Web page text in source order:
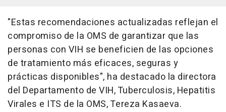
"Estas recomendaciones actualizadas reflejan el
compromiso de la OMS de garantizar que las
personas con VIH se beneficien de las opciones
de tratamiento más eficaces, seguras y
prácticas disponibles", ha destacado la directora
del Departamento de VIH, Tuberculosis, Hepatitis
Virales e ITS de la OMS, Tereza Kasaeva.